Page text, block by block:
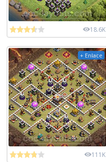
18.6K
+ Enlace
111K